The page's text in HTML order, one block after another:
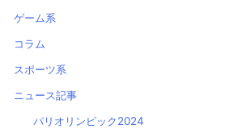
ゲーム系
コラム
スポーツ系
ニュース記事
パリオリンピック2024